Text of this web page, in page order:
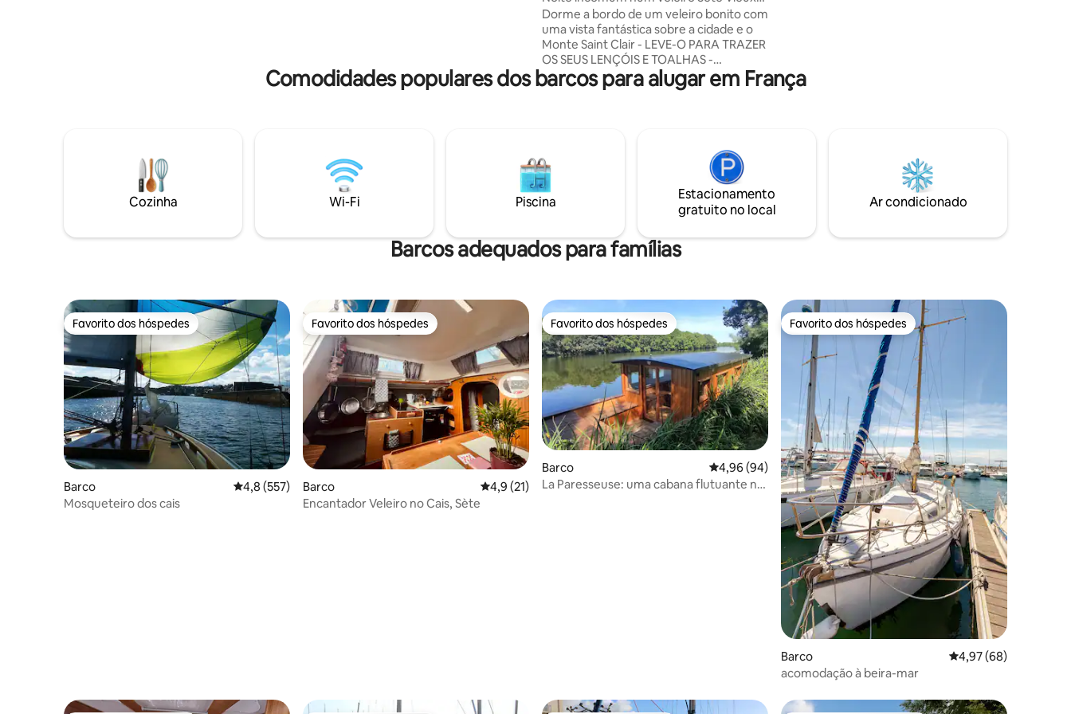
Port
Dorme a bordo de um veleiro bonito com
uma vista fantástica sobre a cidade e o
Monte Saint Clair - LEVE-O PARA TRAZER
OS SEUS LENÇÓIS E TOALHAS -
ESTACIONAMENTO MOLE DISPONÍVEL
(MEDIANTE TAXA) - AS INSTALAÇÕES
o barco está equipado com dois beliches,
TV,Wi-Fi, máquina de café,frigorífico... A
caminhada marítima possível sob
disponibilidade é de 60 € e dura 2 horas.
Comodidades populares dos barcos para alugar em França
Cozinha Wi-Fi Piscina
Estacionamento
gratuito no local
Ar condicionado
Barcos adequados para famílias
Favorito dos hóspedes
Favorito dos hóspedes
Barco Classificação média de 4,8 em 5 estrelas, 557avaliações
4,8 (557)
Mosqueteiro dos cais
Favorito dos hóspedes
Favorito dos hóspedes
Barco Classificação média de 4,9 em 5 estrelas, 21avaliações
4,9 (21)
Encantador Veleiro no Cais, Sète
Favorito dos hóspedes
Favorito dos hóspedes
Barco Classificação média de 4,96 em 5 estrelas, 94avaliações
4,96 (94)
La Paresseuse: uma cabana flutuante no
Favorito dos hóspedes
Favorito dos hóspedes
Barco Classificação média
4,97 (68)
acomodação à beira-mar